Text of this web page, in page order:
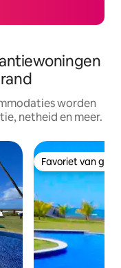
worden
netheid en meer.
Favoriet van
Favoriet van